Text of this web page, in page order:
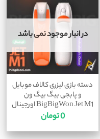
در انبار موجود نمی باشد
دسته بازی لیزری کالاف موبایل
و پابجی بیگ بیگ ون
BigBigWon Jet M1 اورجینال
0تومان